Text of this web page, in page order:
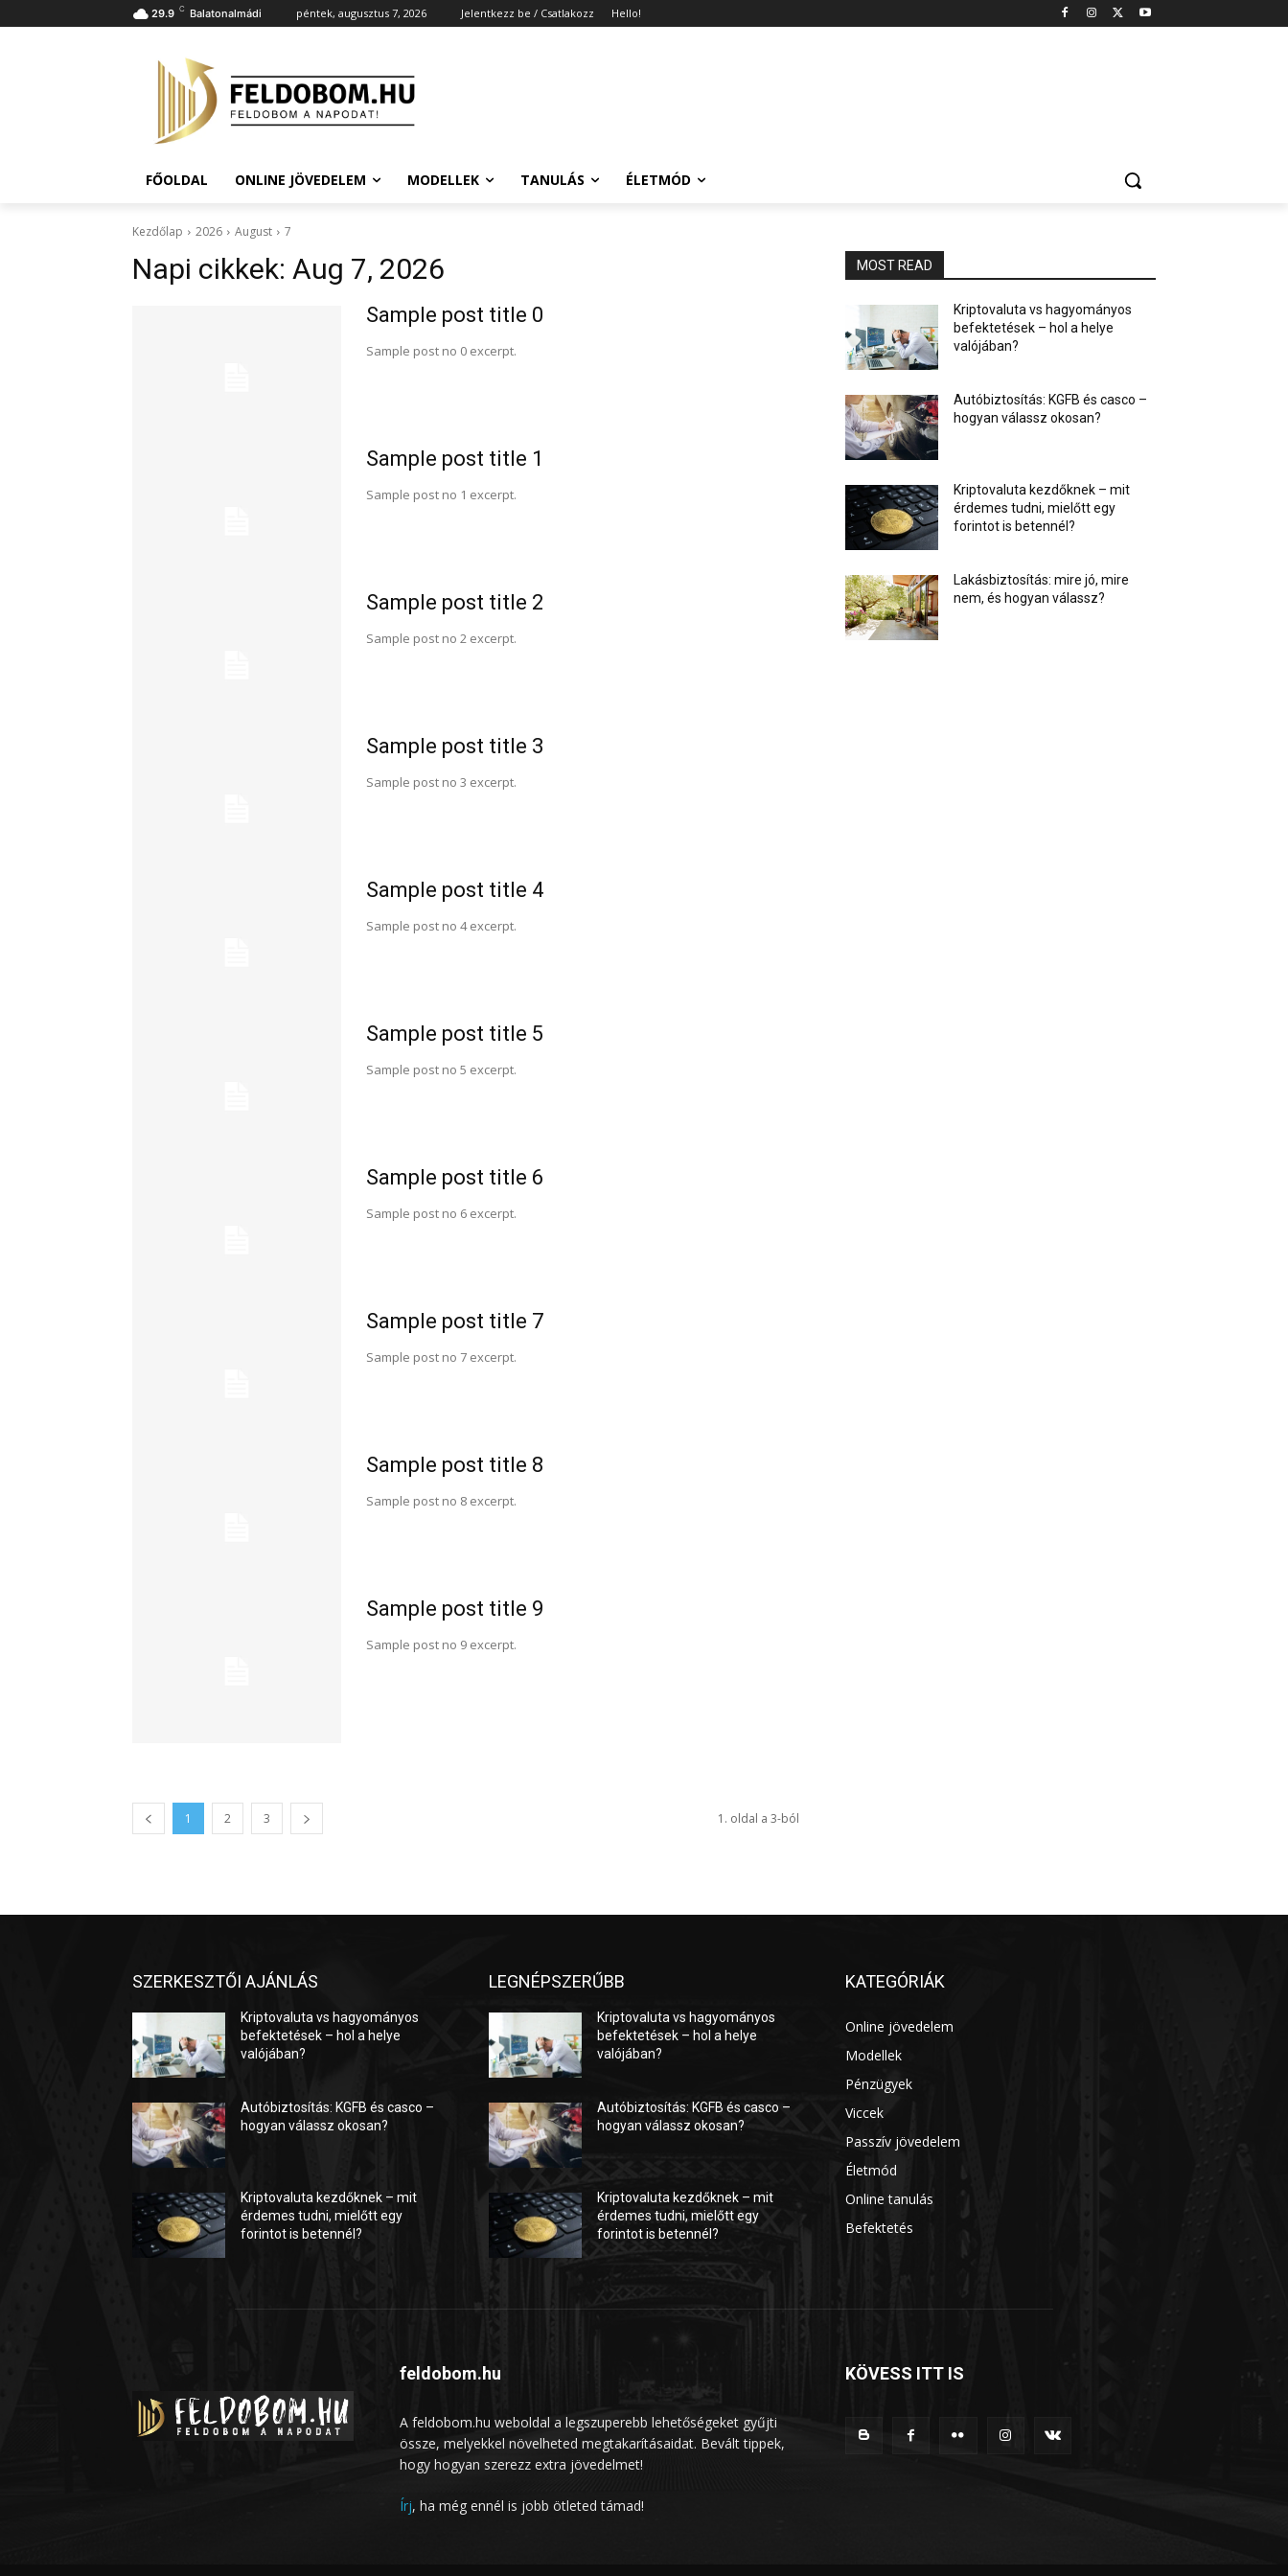
29.9 C Balatonalmádi péntek, augusztus 7, 2026 Jelentkezz be / Csatlakozz Hello!
FŐOLDAL ONLINE JÖVEDELEM MODELLEK TANULÁS ÉLETMÓD
Kezdőlap 2026 August 7
Napi cikkek: Aug 7, 2026
Sample post title 0
Sample post no 0 excerpt.
Sample post title 1
Sample post no 1 excerpt.
Sample post title 2
Sample post no 2 excerpt.
Sample post title 3
Sample post no 3 excerpt.
Sample post title 4
Sample post no 4 excerpt.
Sample post title 5
Sample post no 5 excerpt.
Sample post title 6
Sample post no 6 excerpt.
Sample post title 7
Sample post no 7 excerpt.
Sample post title 8
Sample post no 8 excerpt.
Sample post title 9
Sample post no 9 excerpt.
1 2 3 1. oldal a 3-ból
MOST READ
Kriptovaluta vs hagyományos
befektetések – hol a helye
valójában?
Autóbiztosítás: KGFB és casco –
hogyan válassz okosan?
Kriptovaluta kezdőknek – mit
érdemes tudni, mielőtt egy
forintot is betennél?
Lakásbiztosítás: mire jó, mire
nem, és hogyan válassz?
SZERKESZTŐI AJÁNLÁS
Kriptovaluta vs hagyományos
befektetések – hol a helye
valójában?
Autóbiztosítás: KGFB és casco –
hogyan válassz okosan?
Kriptovaluta kezdőknek – mit
érdemes tudni, mielőtt egy
forintot is betennél?
LEGNÉPSZERŰBB
Kriptovaluta vs hagyományos
befektetések – hol a helye
valójában?
Autóbiztosítás: KGFB és casco –
hogyan válassz okosan?
Kriptovaluta kezdőknek – mit
érdemes tudni, mielőtt egy
forintot is betennél?
KATEGÓRIÁK
Online jövedelem
Modellek
Pénzügyek
Viccek
Passzív jövedelem
Életmód
Online tanulás
Befektetés
feldobom.hu
A feldobom.hu weboldal a legszuperebb lehetőségeket gyűjti
össze, melyekkel növelheted megtakarításaidat. Bevált tippek,
hogy hogyan szerezz extra jövedelmet!
Írj, ha még ennél is jobb ötleted támad!
KÖVESS ITT IS